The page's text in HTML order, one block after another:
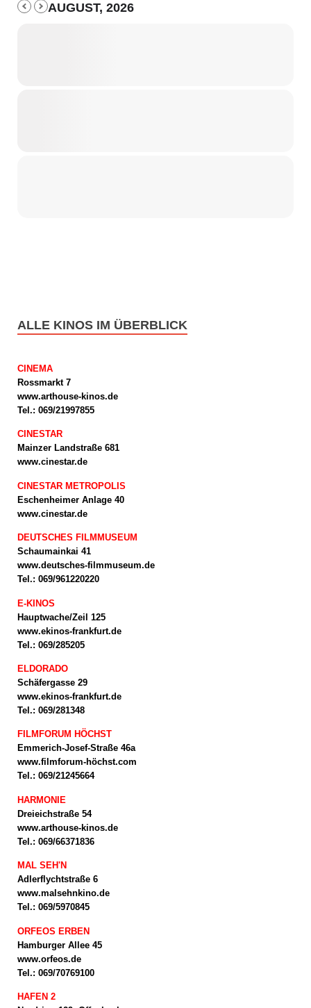
AUGUST, 2026
ALLE KINOS IM ÜBERBLICK
CINEMA
Rossmarkt 7
www.arthouse-kinos.de
Tel.: 069/21997855
CINESTAR
Mainzer Landstraße 681
www.cinestar.de
CINESTAR METROPOLIS
Eschenheimer Anlage 40
www.cinestar.de
DEUTSCHES FILMMUSEUM
Schaumainkai 41
www.deutsches-filmmuseum.de
Tel.: 069/961220220
E-KINOS
Hauptwache/Zeil 125
www.ekinos-frankfurt.de
Tel.: 069/285205
ELDORADO
Schäfergasse 29
www.ekinos-frankfurt.de
Tel.: 069/281348
FILMFORUM HÖCHST
Emmerich-Josef-Straße 46a
www.filmforum-höchst.com
Tel.: 069/21245664
HARMONIE
Dreieichstraße 54
www.arthouse-kinos.de
Tel.: 069/66371836
MAL SEH'N
Adlerflychtstraße 6
www.malsehnkino.de
Tel.: 069/5970845
ORFEOS ERBEN
Hamburger Allee 45
www.orfeos.de
Tel.: 069/70769100
HAFEN 2